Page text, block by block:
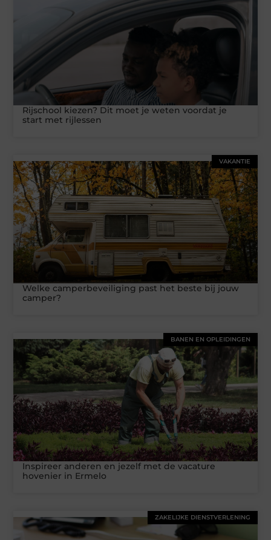
Rijschool kiezen? Dit moet je weten voordat je
start met rijlessen
VAKANTIE
Welke camperbeveiliging past het beste bij jouw
camper?
BANEN EN OPLEIDINGEN
Inspireer anderen en jezelf met de vacature
hovenier in Ermelo
ZAKELIJKE DIENSTVERLENING